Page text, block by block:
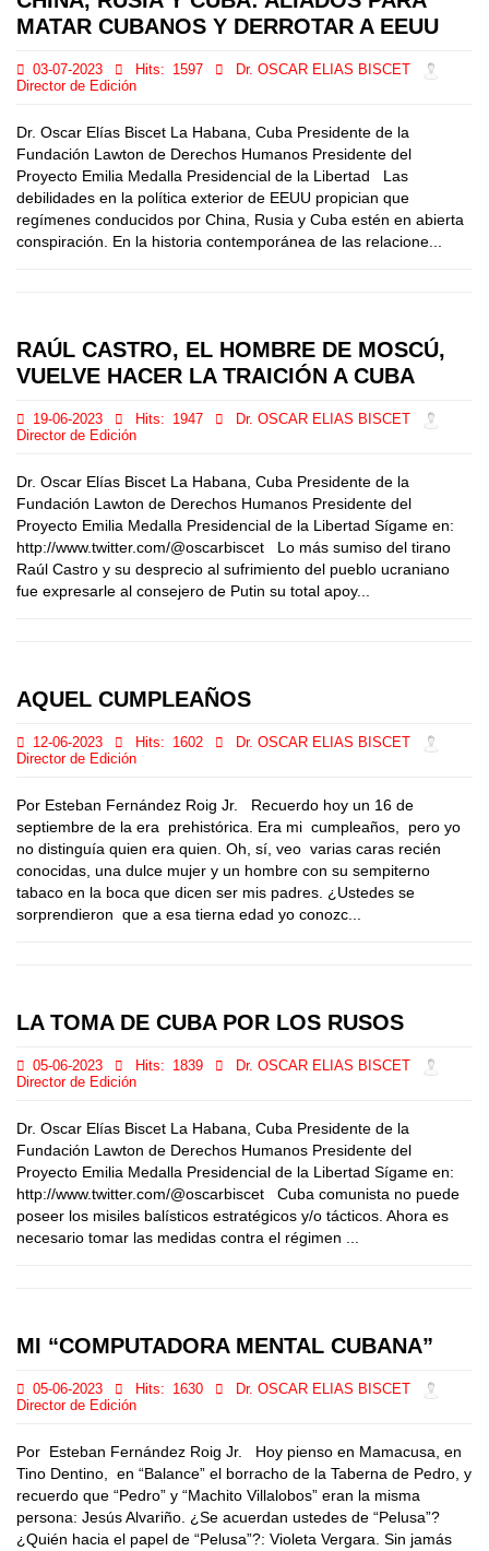
MATAR CUBANOS Y DERROTAR A EEUU
03-07-2023 Hits: 1597
Dr. OSCAR ELIAS BISCET
Director de Edición
Dr. Oscar Elías Biscet La Habana, Cuba Presidente de la
Fundación Lawton de Derechos Humanos Presidente del
Proyecto Emilia Medalla Presidencial de la Libertad Las
debilidades en la política exterior de EEUU propician que
regímenes conducidos por China, Rusia y Cuba estén en abierta
conspiración. En la historia contemporánea de las relacione...
RAÚL CASTRO, EL HOMBRE DE MOSCÚ,
VUELVE HACER LA TRAICIÓN A CUBA
19-06-2023 Hits: 1947
Dr. OSCAR ELIAS BISCET
Director de Edición
Dr. Oscar Elías Biscet La Habana, Cuba Presidente de la
Fundación Lawton de Derechos Humanos Presidente del
Proyecto Emilia Medalla Presidencial de la Libertad Sígame en:
http://www.twitter.com/@oscarbiscet Lo más sumiso del tirano
Raúl Castro y su desprecio al sufrimiento del pueblo ucraniano
fue expresarle al consejero de Putin su total apoy...
AQUEL CUMPLEAÑOS
12-06-2023 Hits: 1602
Dr. OSCAR ELIAS BISCET
Director de Edición
Por Esteban Fernández Roig Jr. Recuerdo hoy un 16 de
septiembre de la era prehistórica. Era mi cumpleaños, pero yo
no distinguía quien era quien. Oh, sí, veo varias caras recién
conocidas, una dulce mujer y un hombre con su sempiterno
tabaco en la boca que dicen ser mis padres. ¿Ustedes se
sorprendieron que a esa tierna edad yo conozc...
LA TOMA DE CUBA POR LOS RUSOS
05-06-2023 Hits: 1839
Dr. OSCAR ELIAS BISCET
Director de Edición
Dr. Oscar Elías Biscet La Habana, Cuba Presidente de la
Fundación Lawton de Derechos Humanos Presidente del
Proyecto Emilia Medalla Presidencial de la Libertad Sígame en:
http://www.twitter.com/@oscarbiscet Cuba comunista no puede
poseer los misiles balísticos estratégicos y/o tácticos. Ahora es
necesario tomar las medidas contra el régimen ...
MI “COMPUTADORA MENTAL CUBANA”
05-06-2023 Hits: 1630
Dr. OSCAR ELIAS BISCET
Director de Edición
Por Esteban Fernández Roig Jr. Hoy pienso en Mamacusa, en
Tino Dentino, en “Balance” el borracho de la Taberna de Pedro, y
recuerdo que “Pedro” y “Machito Villalobos” eran la misma
persona: Jesús Alvariño. ¿Se acuerdan ustedes de “Pelusa”?
¿Quién hacia el papel de “Pelusa”?: Violeta Vergara. Sin jamás